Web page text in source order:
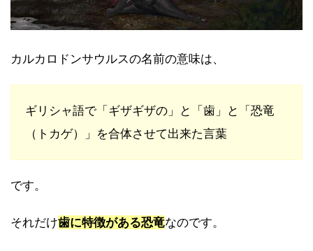
カルカロドンサウルスの名前の意味は、
ギリシャ語で「ギザギザの」と「歯」と「恐竜
（トカゲ）」を合体させて出来た言葉
です。
それだけ歯に特徴がある恐竜なのです。